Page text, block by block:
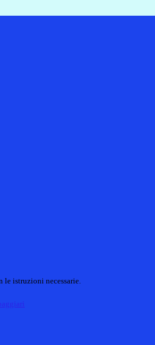
le istruzioni necessarie.